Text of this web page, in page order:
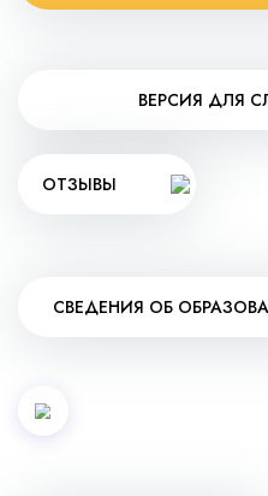
ВЕРСИЯ ДЛЯ
ОТЗЫВЫ
СВЕДЕНИЯ ОБ